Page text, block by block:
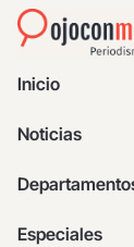
Inicio
Noticias
Especiales